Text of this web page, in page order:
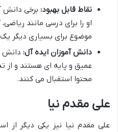
نقاط قابل بهبود: برخی دانش
او را برای درسی مانند
موضوع برای بسیاری دیگر
دانش آموزان ایده آل: دانش
عمیق و پایه ای هستند و از
محتوا استقبال می کنند.
علی مقدم نیا
علی مقدم نیا نیز یکی دیگر از